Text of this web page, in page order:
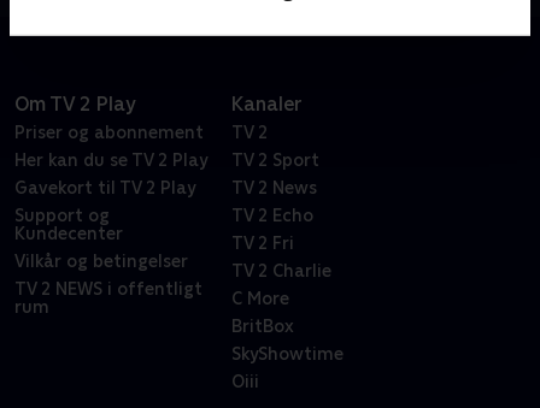
Om TV 2 Play
Priser og abonnement
Her kan du se TV 2 Play
Gavekort til TV 2 Play
Support og
Kundecenter
Vilkår og betingelser
TV 2 NEWS i offentligt
rum
Kanaler
TV 2
TV 2 Sport
TV 2 News
TV 2 Echo
TV 2 Fri
TV 2 Charlie
C More
BritBox
SkyShowtime
Oiii